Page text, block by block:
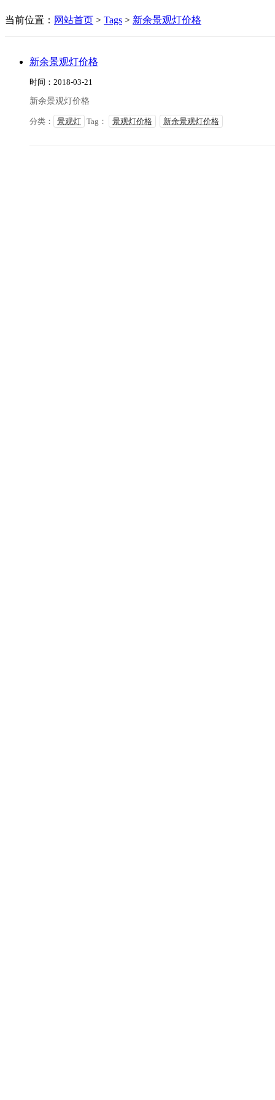
当前位置： 网站首页 > Tags > 新余景观灯价格
新余景观灯价格
时间：2018-03-21
新余景观灯价格
分类： 景观灯 Tag： 景观灯价格 新余景观灯价格